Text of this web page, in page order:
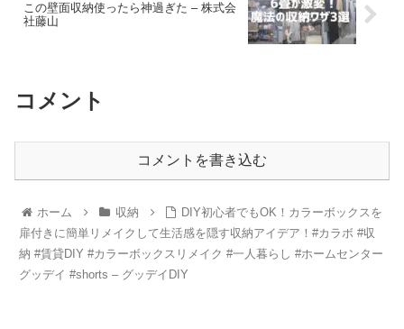
この壁面収納使ったら神過ぎた – 株式会
社藤山
コメント
コメントを書き込む
ホーム 収納
DIY初心者でもOK！カラーボックスを
扉付きに簡単リメイクして生活感を隠す収納アイデア！#カラボ #収
納 #賃貸DIY #カラーボックスリメイク #一人暮らし #ホームセンター
グッデイ #shorts – グッデイDIY